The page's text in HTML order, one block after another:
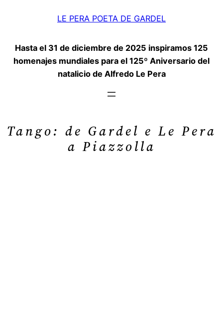
LE PERA POETA DE GARDEL
Hasta el 31 de diciembre de 2025 inspiramos 125
homenajes mundiales para el 125º Aniversario del
natalicio de Alfredo Le Pera
Tango: de Gardel e Le Pera
a Piazzolla